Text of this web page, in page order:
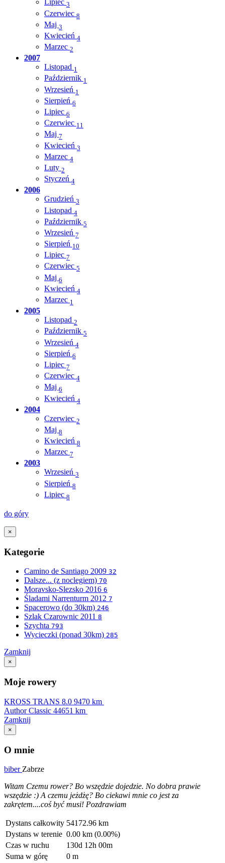
Lipiec 3
Czerwiec 8
Maj 3
Kwiecień 4
Marzec 2
2007
Listopad 1
Październik 1
Wrzesień 1
Sierpień 6
Lipiec 6
Czerwiec 11
Maj 7
Kwiecień 3
Marzec 4
Luty 2
Styczeń 4
2006
Grudzień 3
Listopad 4
Październik 5
Wrzesień 7
Sierpień 10
Lipiec 7
Czerwiec 5
Maj 6
Kwiecień 4
Marzec 1
2005
Listopad 2
Październik 5
Wrzesień 4
Sierpień 6
Lipiec 7
Czerwiec 4
Maj 6
Kwiecień 4
2004
Czerwiec 2
Maj 8
Kwiecień 8
Marzec 7
2003
Wrzesień 3
Sierpień 8
Lipiec 8
do góry
×
Kategorie
Camino de Santiago 2009 32
Dalsze... (z noclegiem) 70
Moravsko-Slezsko 2016 6
Śladami Narrenturm 2012 7
Spacerowo (do 30km) 246
Szlak Czarownic 2011 8
Szychta 793
Wycieczki (ponad 30km) 285
Zamknij
×
Moje rowery
KROSS TRANS 8.0 9470 km
Author Classic 44651 km
Zamknij
×
O mnie
biber Zabrze
Witam Czemu rower? Bo wszędzie dojedzie. No dobra prawie
wszędzie :) A czemu jeżdżę? Bo ciekawi mnie co jest za
zakrętem....coś być musi! Pozdrawiam
Dystans całkowity 54172.96 km
Dystans w terenie 0.00 km (0.00%)
Czas w ruchu
130d 12h 00m
Suma w górę
0 m